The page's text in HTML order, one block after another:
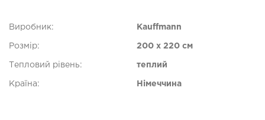
Виробник: Kauffmann
Розмір: 200 x 220 см
Тепловий рівень: теплий
Країна: Німеччина